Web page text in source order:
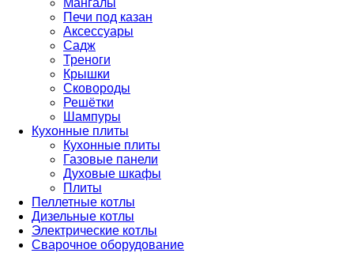
Мангалы
Печи под казан
Аксессуары
Садж
Треноги
Крышки
Сковороды
Решётки
Шампуры
Кухонные плиты
Кухонные плиты
Газовые панели
Духовые шкафы
Плиты
Пеллетные котлы
Дизельные котлы
Электрические котлы
Сварочное оборудование